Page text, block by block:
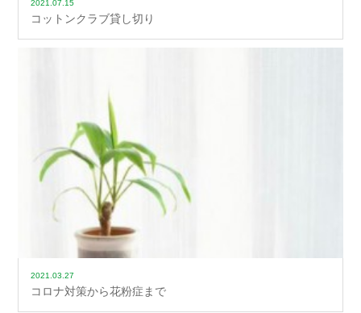
2021.07.15
コットンクラブ貸し切り
2021.03.27
コロナ対策から花粉症まで